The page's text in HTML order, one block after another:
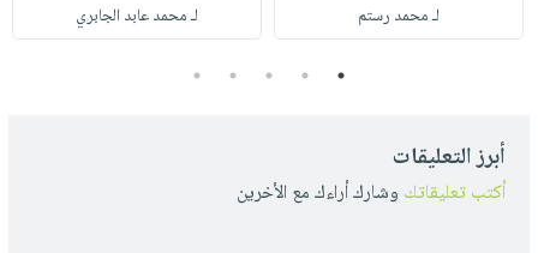
لـ محمد رستم
لـ محمد عابد الجابري
1
2
3
4
5
أبرز التعليقات
أكتب تعليقاتك وشارك أراءك مع الأخرين